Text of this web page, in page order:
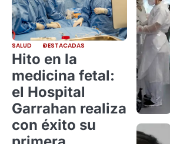
SALUD DESTACADAS
Hito en la
medicina fetal:
el Hospital
Garrahan realiza
con éxito su